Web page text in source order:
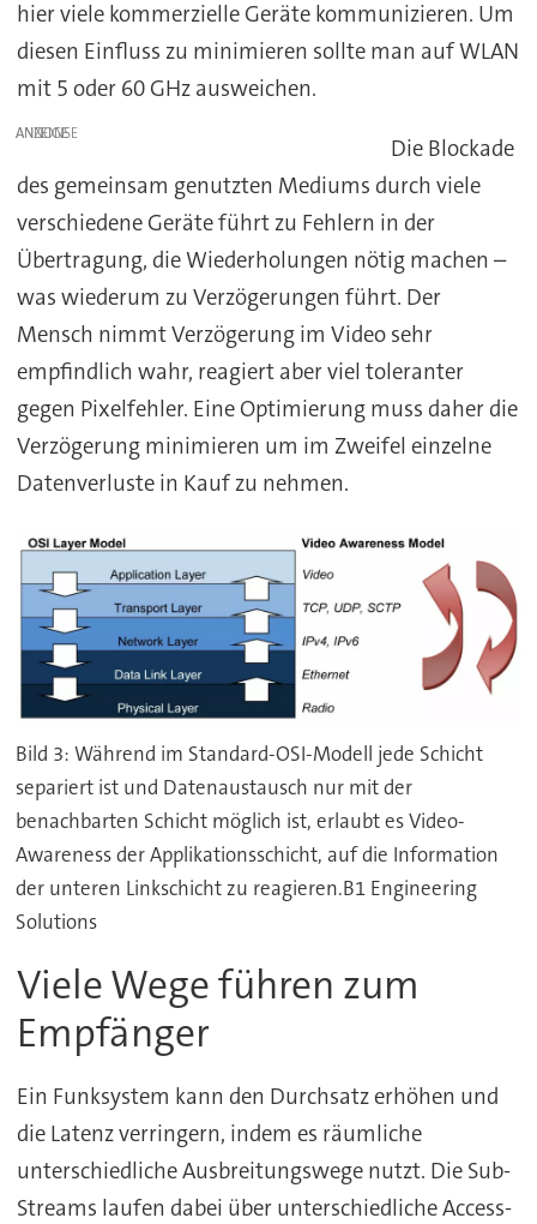
hier viele kommerzielle Geräte kommunizieren. Um
diesen Einfluss zu minimieren sollte man auf WLAN
mit 5 oder 60 GHz ausweichen.
ANZEIGE
Die Blockade
des gemeinsam genutzten Mediums durch viele
verschiedene Geräte führt zu Fehlern in der
Übertragung, die Wiederholungen nötig machen –
was wiederum zu Verzögerungen führt. Der
Mensch nimmt Verzögerung im Video sehr
empfindlich wahr, reagiert aber viel toleranter
gegen Pixelfehler. Eine Optimierung muss daher die
Verzögerung minimieren um im Zweifel einzelne
Datenverluste in Kauf zu nehmen.
Bild 3: Während im Standard-OSI-Modell jede Schicht
separiert ist und Datenaustausch nur mit der
benachbarten Schicht möglich ist, erlaubt es Video-
Awareness der Applikationsschicht, auf die Information
der unteren Linkschicht zu reagieren.B1 Engineering
Solutions
Viele Wege führen zum
Empfänger
Ein Funksystem kann den Durchsatz erhöhen und
die Latenz verringern, indem es räumliche
unterschiedliche Ausbreitungswege nutzt. Die Sub-
Streams laufen dabei über unterschiedliche Access-